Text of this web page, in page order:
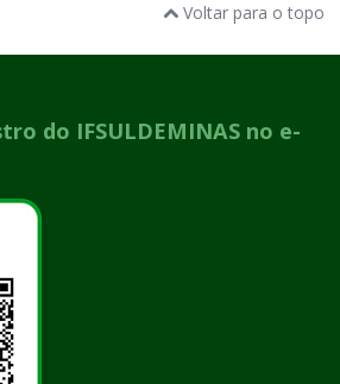
Voltar para o topo
do IFSULDEMINAS no e-